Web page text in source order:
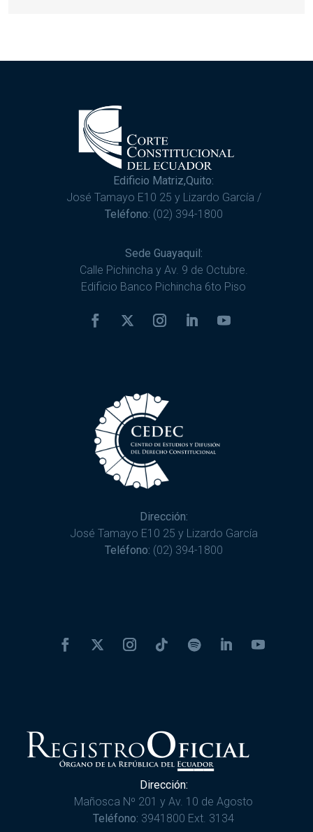
Edificio Matriz,Quito:
José Tamayo E10 25 y Lizardo García /
Teléfono: (02) 394-1800
Sede Guayaquil:
Calle Pichincha y Av. 9 de Octubre.
Edificio Banco Pichincha 6to Piso
Dirección:
José Tamayo E10 25 y Lizardo García
Teléfono: (02) 394-1800
Dirección:
Mañosca Nº 201 y Av. 10 de Agosto
Teléfono: 3941800 Ext. 3134